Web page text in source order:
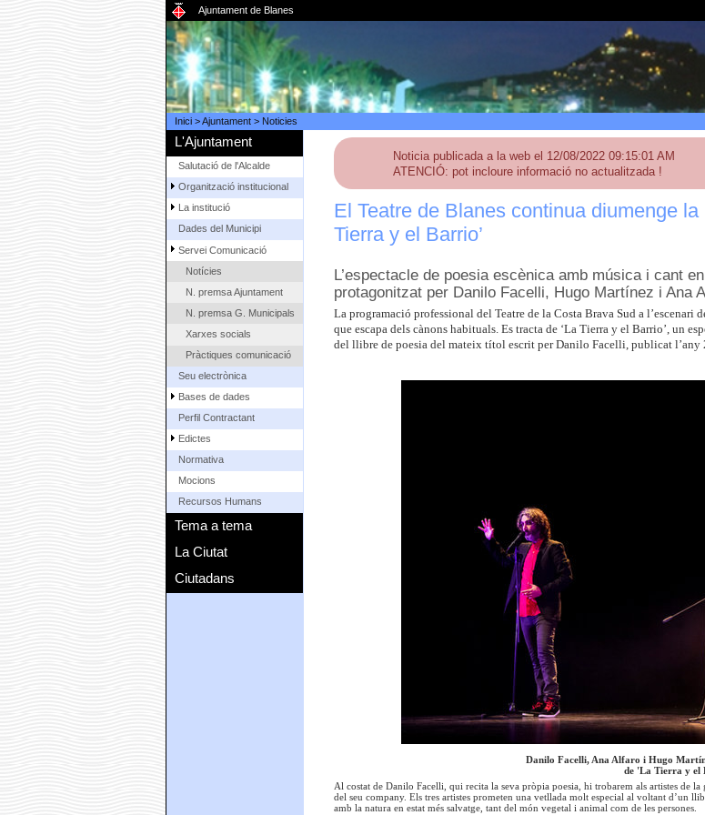
Ajuntament de Blanes
Inici>Ajuntament> Noticies
L'Ajuntament
Salutació de l'Alcalde
Organització institucional
La institució
Dades del Municipi
Servei Comunicació
Notícies
N. premsa Ajuntament
N. premsa G. Municipals
Xarxes socials
Pràctiques comunicació
Seu electrònica
Bases de dades
Perfil Contractant
Edictes
Normativa
Mocions
Recursos Humans
Tema a tema
La Ciutat
Ciutadans
Noticia publicada a la web el 12/08/2022 09:15:01 AM
ATENCIÓ: pot incloure informació no actualitzada !
El Teatre de Blanes continua diumenge
Tierra y el Barrio’
L’espectacle de poesia escènica amb música i cant
protagonitzat per Danilo Facelli, Hugo Martínez i Ana
La programació professional del Teatre de la Costa Brava Sud a
que escapa dels cànons habituals. Es tracta de ‘La Tierra y el Barrio’, un
del llibre de poesia del mateix títol escrit per Danilo Facelli, publicat l’any
Danilo Facelli, Ana Alfaro i Hugo
de 'La Tierra y el
Al costat de Danilo Facelli, qui recita la seva pròpia poesia, hi trobarem als artistes de
del seu company. Els tres artistes prometen una vetllada molt especial al voltant d’un
amb la natura en estat més salvatge, tant del món vegetal i animal com de les persones.